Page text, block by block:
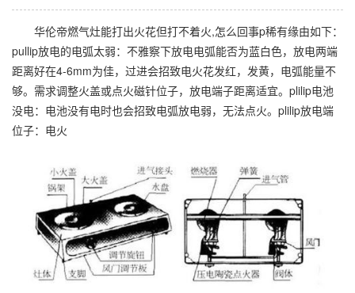
华伦帝燃气灶能打出火花但打不着火,怎么回事p稀有缘由如下：
pullip放电的电弧太弱：不雅察下放电电弧能否为蓝白色，放电两端
距离好在4-6mm为佳，过进会招致电火花发红，发黄，电弧能量不
够。需求调整火盖或点火磁针位子，放电端子距离适宜。plilip电池
没电：电池没有电时也会招致电弧放电弱，无法点火。plilip放电端
位子：电火